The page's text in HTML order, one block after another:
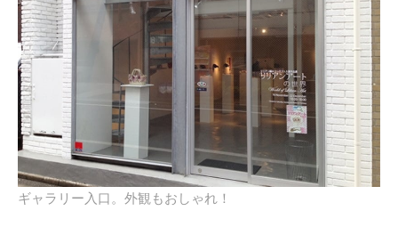
ギャラリー入口。外観もおしゃれ！